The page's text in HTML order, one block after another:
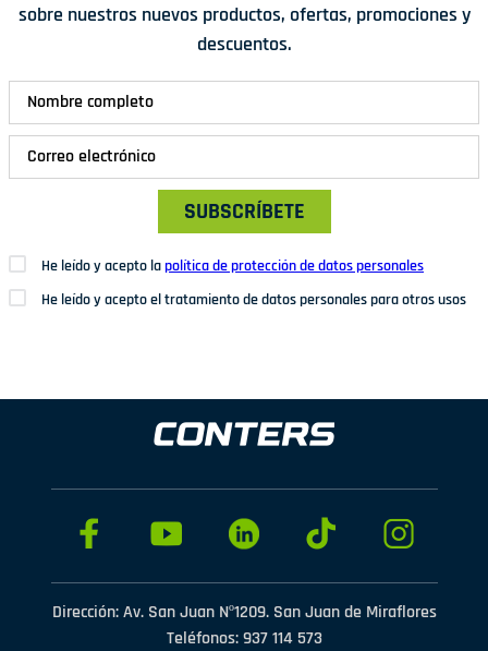
sobre nuestros nuevos productos, ofertas, promociones y
descuentos.
SUBSCRÍBETE
He leído y acepto lapolítica de protección de datos personales
He leído y acepto el tratamiento de datos personales para otros usos
Dirección: Av. San Juan Nº1209. San Juan de Miraflores
Teléfonos: 937 114 573